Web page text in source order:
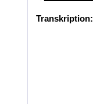
Transkription: